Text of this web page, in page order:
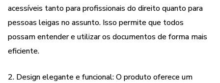
acessíveis tanto para profissionais do direito quanto para
pessoas leigas no assunto. Isso permite que todos
possam entender e utilizar os documentos de forma mais
eficiente.
2. Design elegante e funcional: O produto oferece um